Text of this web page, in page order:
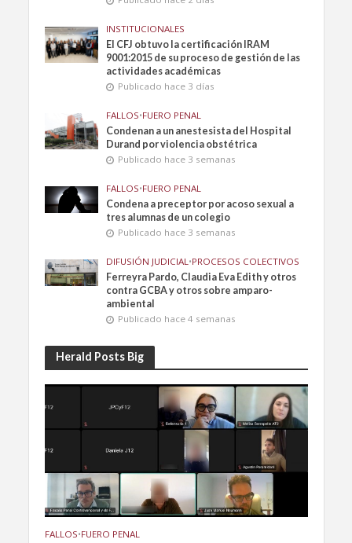
INSTITUCIONALES
El CFJ obtuvo la certificación IRAM
9001:2015 de su proceso de gestión de las
actividades académicas
Publicado hace 3 días
FALLOS•FUERO PENAL
Condenan a un anestesista del Hospital
Durand por violencia obstétrica
Publicado hace 3 semanas
FALLOS•FUERO PENAL
Condena a preceptor por acoso sexual a
tres alumnas de un colegio
Publicado hace 3 semanas
DIFUSIÓN JUDICIAL •PROCESOS COLECTIVOS
Ferreyra Pardo, Claudia Eva Edith y otros
contra GCBA y otros sobre amparo-
ambiental
Publicado hace 4 semanas
Herald Posts Big
FALLOS•FUERO PENAL